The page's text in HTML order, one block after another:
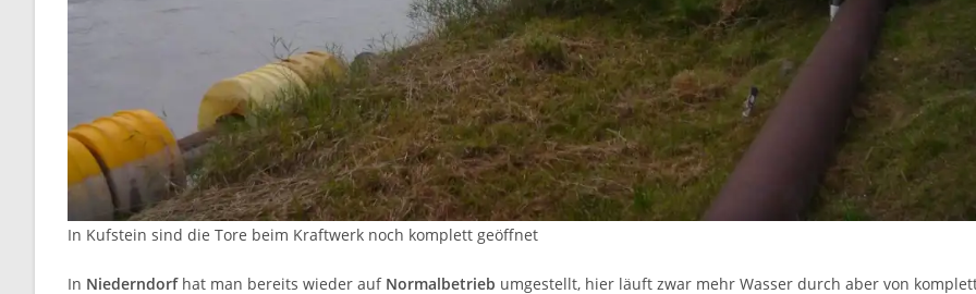
In Kufstein sind die Tore beim Kraftwerk noch komplett geöffnet
In Niederndorfhat man bereits wieder auf Normalbetrieb umgestellt, hier läuft zwar mehr Wasser durch aber von